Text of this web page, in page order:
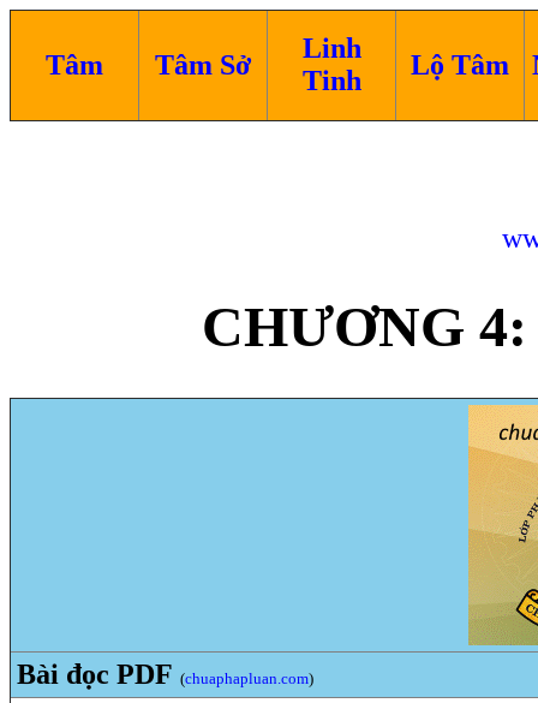
Tâm Tâm Sở
Linh
Tinh
Lộ Tâm
CHƯƠNG
Bài đọc PDF (chuaphapluan.com)